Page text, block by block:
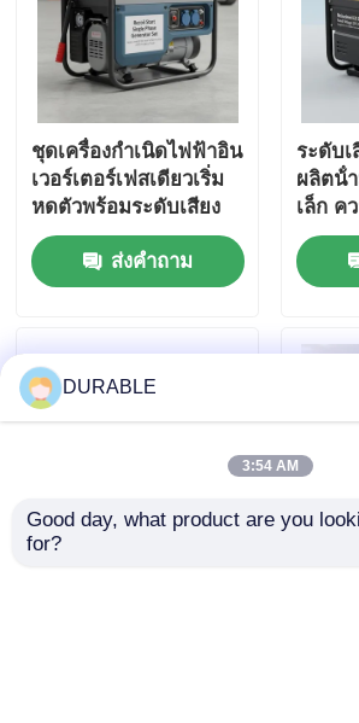
ชุดเครื่องกำเนิดไฟฟ้าอิน
เวอร์เตอร์เฟสเดียวเริ่ม
หดตัวพร้อมระดับเสียง
62 DB เหมาะสำหรับ
การก่อสร้างและไฟฟ้า
ฉุกเฉิน
ส่งคำถาม
ระดับเ
ผลิตน้ํ
เล็ก ค
240
รับกิจก
สถาน
DURABLE
3:54 AM
Good day, what product are you
for?